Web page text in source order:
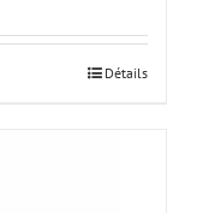
Détails